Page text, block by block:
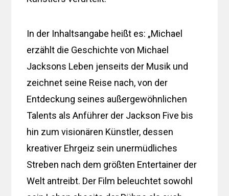
In der Inhaltsangabe heißt es: „Michael
erzählt die Geschichte von Michael
Jacksons Leben jenseits der Musik und
zeichnet seine Reise nach, von der
Entdeckung seines außergewöhnlichen
Talents als Anführer der Jackson Five bis
hin zum visionären Künstler, dessen
kreativer Ehrgeiz sein unermüdliches
Streben nach dem größten Entertainer der
Welt antreibt. Der Film beleuchtet sowohl